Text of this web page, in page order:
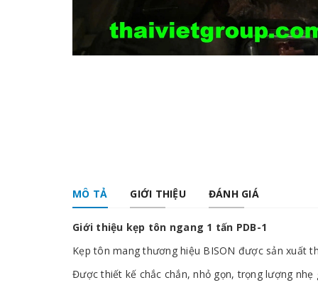
MÔ TẢ GIỚI THIỆU ĐÁNH GIÁ
Giới thiệu kẹp tôn ngang 1 tấn PDB-1
Kẹp tôn mang thương hiệu BISON được sản xuất
Được thiết kế chắc chắn, nhỏ gọn, trọng lượng